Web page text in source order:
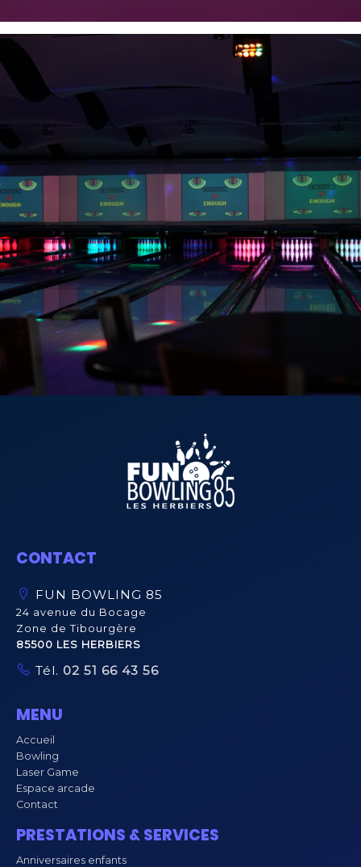
CONTACT
FUN BOWLING 85
24 avenue du Bocage
Zone de Tibourgère
85500 LES HERBIERS
Tél. 02 51 66 43 56
MENU
Accueil
Bowling
Laser Game
Espace arcade
Contact
PRESTATIONS & SERVICES
Anniversaires enfants